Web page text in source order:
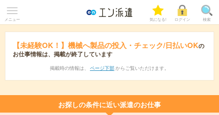
メニュー 気になる! ログイン 検索
【未経験OK！】機械へ製品の投入・チェック/日払いOKの
お仕事情報は、掲載が終了しています
掲載時の情報は、 ページ下部 からご覧いただけます。
お探しの条件に近い派遣のお仕事